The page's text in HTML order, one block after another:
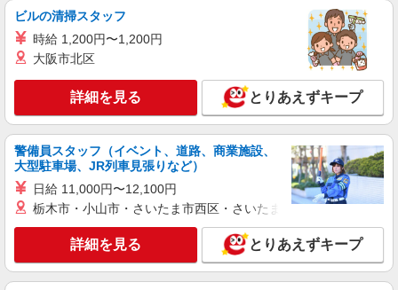
ィブ支給(規定有) ★月2回払い・週払い可能（規程
有）★ ゜・。○。・゜+゜・。○。・゜+゜
キープ 詳細を見る
株式会社パソナ・滋賀/KNS6001144455
営業事務/一般事務
時給1400円 ★交通費規定に基づき交通費支給
滋賀県草津市（JR東海道本線南草津駅）
キープ 詳細を見る
株式会社パソナ・滋賀/KNS6001131958
一般事務
ビルの清掃スタッフ
時給 1,200円〜1,200円
大阪市北区
詳細を見る とりあえずキープ
警備員スタッフ（イベント、道路、商業施設、
大型駐車場、JR列車見張りなど）
日給 11,000円〜12,100円
栃木市・小山市・さいたま市西区・さいたま市岩槻区・久喜市・
詳細を見る とりあえずキープ